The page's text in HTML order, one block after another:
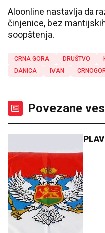
Aloonline nastavlja da
činjenice, bez
soopštenja.
CRNA GORA DRUŠTVO
DANICA
IVAN
Povezane